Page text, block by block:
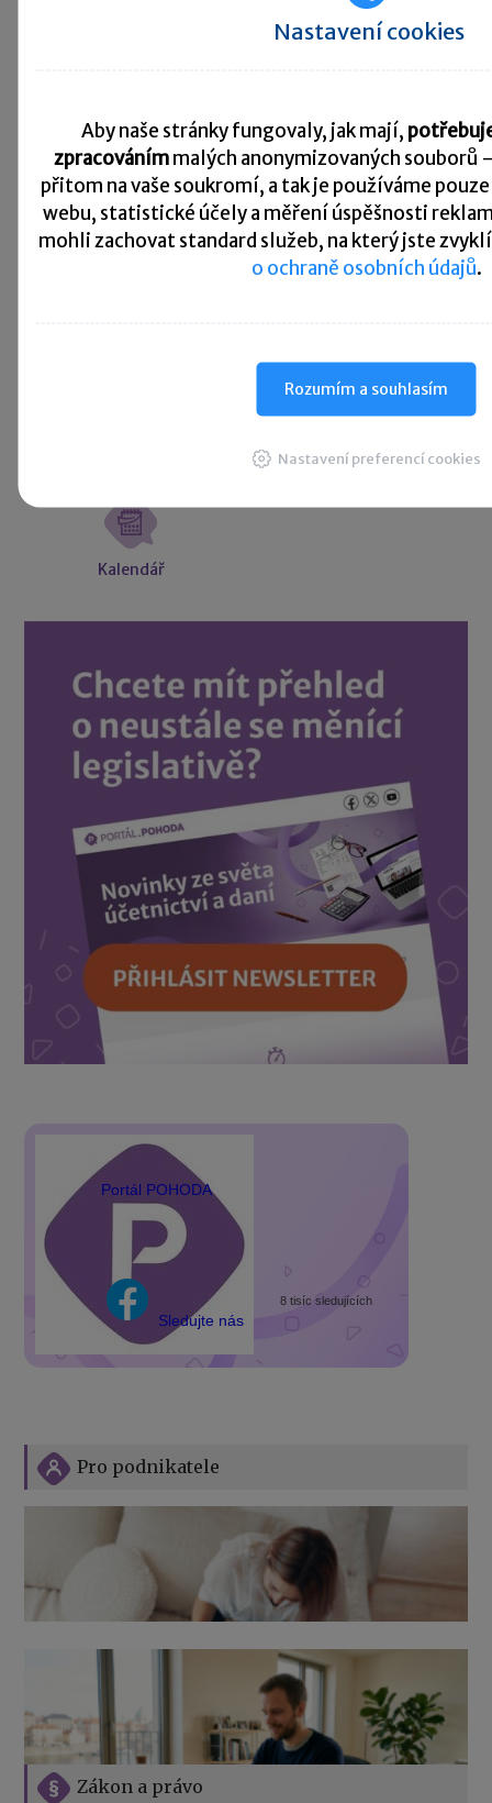
Více ▼
Užitečné informace
Formuláře
Kalendář
Portál POHODA
Sledujte nás
8 tisíc sledujících
Zákon a právo
Pro podnikatele
Nastavení cookies
Aby naše stránky fungovaly, jak mají,
zpracovánímmalých anonymizovaných souborů
přitom na vaše soukromí, a tak je používáme
webu, statistické účely a měření úspěšnosti
mohli zachovat standard služeb, na který jste
o ochraně osobních údajů.
Rozumím a souhlasím
Nastavení preferencí cookies